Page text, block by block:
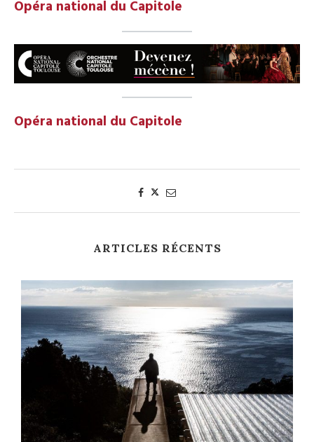
Opéra national du Capitole
Opéra national du Capitole
ARTICLES RÉCENTS